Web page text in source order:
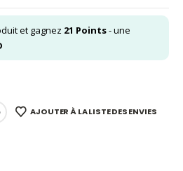
et gagnez 21 Points- une
AJOUTER À LA LISTE DES ENVIES